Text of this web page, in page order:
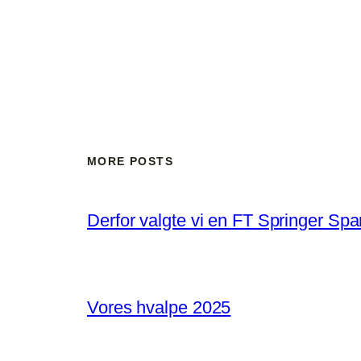
MORE POSTS
Derfor valgte vi en FT Springer
Vores hvalpe 2025